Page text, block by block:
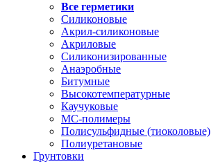
Все герметики
Силиконовые
Акрил-силиконовые
Акриловые
Силиконизированные
Анаэробные
Битумные
Высокотемпературные
Каучуковые
МС-полимеры
Полисульфидные (тиоколовые)
Полиуретановые
Грунтовки